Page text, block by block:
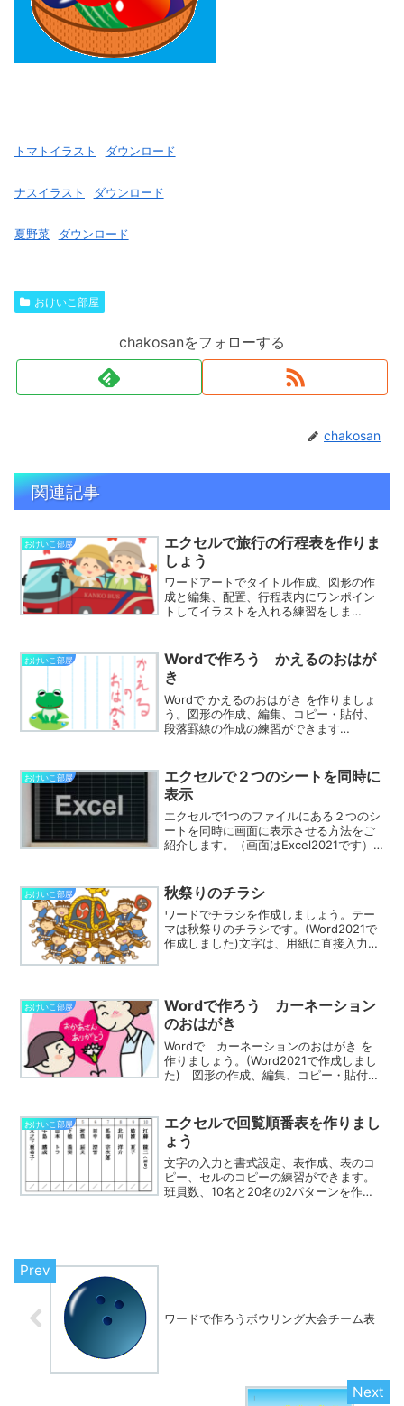
トマトイラスト ダウンロード
ナスイラスト ダウンロード
夏野菜 ダウンロード
おけいこ部屋
chakosanをフォローする
chakosan
関連記事
おけいこ部屋
エクセルで旅行の行程表を作りま
しょう
ワードアートでタイトル作成、図形の作
成と編集、配置、行程表内にワンポイン
トしてイラストを入れる練習をしま
して、各行程の内容をきれいに配置する
ことができるので、今回...
おけいこ部屋
Wordで作ろう かえるのおはが
き
Wordで かえるのおはがき を作りましょ
う。図形の作成、編集、コピー・貼付、
段落罫線の作成の練習ができます
えるさんにモデルになってもらいました
（笑結構、大作...
おけいこ部屋
エクセルで２つのシートを同時に
表示
エクセルで1つのファイルにある２つのシ
ートを同時に画面に表示させる方法をご
紹介します。（画面はExcel2021です）
シートで作業をするとき、都度シートを
切り替える必...
おけいこ部屋 秋祭りのチラシ
ワードでチラシを作成しましょう。テー
マは秋祭りのチラシです。(Word2021で
作成しました)文字は、用紙に直接入力せ
し、内容を変更し...
おけいこ部屋
Wordで作ろう カーネーション
のおはがき
Wordで カーネーションのおはがき を
作りましょう。(Word2021で作成しまし
た) 図形の作成、編集、コピー・貼付、
の練習ができますので、こちらもあわせ
てご覧く...
おけいこ部屋
エクセルで回覧順番表を作りまし
ょう
文字の入力と書式設定、表作成、表のコ
ピー、セルのコピーの練習ができます。
班員数、10名と20名の2パターンを作成
ワードで作ろうボウリング大会チーム表